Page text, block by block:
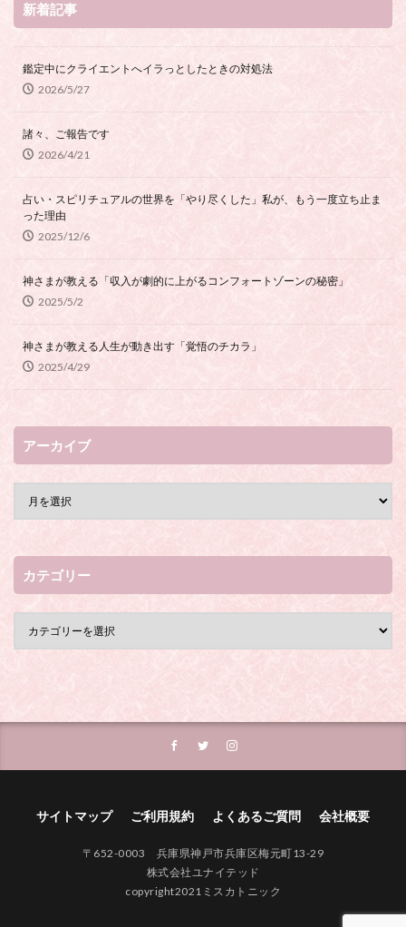
新着記事
鑑定中にクライエントへイラっとしたときの対処法
2026/5/27
諸々、ご報告です
2026/4/21
占い・スピリチュアルの世界を「やり尽くした」私が、もう一度立ち止ま
った理由
2025/12/6
神さまが教える「収入が劇的に上がるコンフォートゾーンの秘密」
2025/5/2
神さまが教える人生が動き出す「覚悟のチカラ」
2025/4/29
アーカイブ
カテゴリー
サイトマップ ご利用規約 よくあるご質問 会社概要
〒652-0003 兵庫県神戸市兵庫区梅元町13-29
株式会社ユナイテッド
copyright2021ミスカトニック